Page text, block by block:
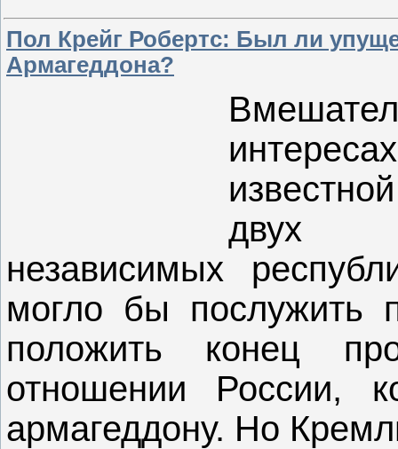
Пол Крейг Робертс: Был ли
Армагеддона?
двух
независимых
могло бы послужить
положить конец
отношении России,
армагеддону. Но